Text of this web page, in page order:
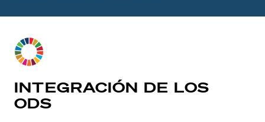
INTEGRACIÓN DE LOS
ODS